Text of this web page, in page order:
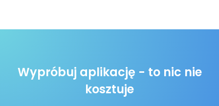
Wypróbuj aplikację - to nic nie
kosztuje